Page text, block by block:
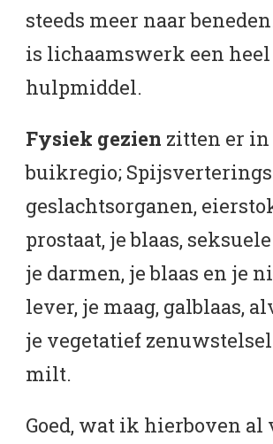
steeds meer naar
is lichaamswerk een
hulpmiddel.
Fysiek gezien zitten er in
buikregio;
geslachtsorganen,
prostaat, je blaas,
je darmen, je blaas en je
lever, je maag, galblaas,
je vegetatief
milt.
Goed, wat ik hierboven al